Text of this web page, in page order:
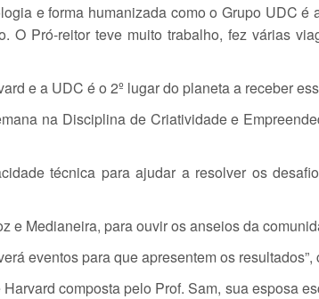
e forma humanizada como o Grupo UDC é
O Pró-reitor teve muito trabalho, fez várias
e a UDC é o 2º lugar do planeta a receber
na Disciplina de Criatividade e
técnica para ajudar a resolver os
e Medianeira, para ouvir os anseios da
eventos para que apresentem os resultados”,
composta pelo Prof. Sam, sua esposa